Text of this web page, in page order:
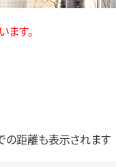
す。
の距離も表示されます